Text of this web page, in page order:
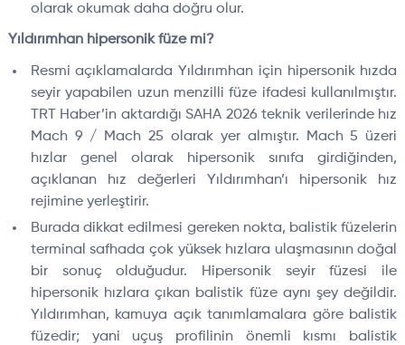
olarak okumak daha doğru olur.
Yıldırımhan hipersonik füze mi?
Resmi açıklamalarda Yıldırımhan için hipersonik hızda
seyir yapabilen uzun menzilli füze ifadesi kullanılmıştır.
TRT Haber’in aktardığı SAHA 2026 teknik verilerinde hız
Mach 9 / Mach 25 olarak yer almıştır. Mach 5 üzeri
hızlar genel olarak hipersonik sınıfa girdiğinden,
açıklanan hız değerleri Yıldırımhan’ı hipersonik hız
rejimine yerleştirir.
Burada dikkat edilmesi gereken nokta, balistik füzelerin
terminal safhada çok yüksek hızlara ulaşmasının doğal
bir sonuç olduğudur. Hipersonik seyir füzesi ile
hipersonik hızlara çıkan balistik füze aynı şey değildir.
Yıldırımhan, kamuya açık tanımlamalara göre balistik
füzedir; yani uçuş profilinin önemli kısmı balistik